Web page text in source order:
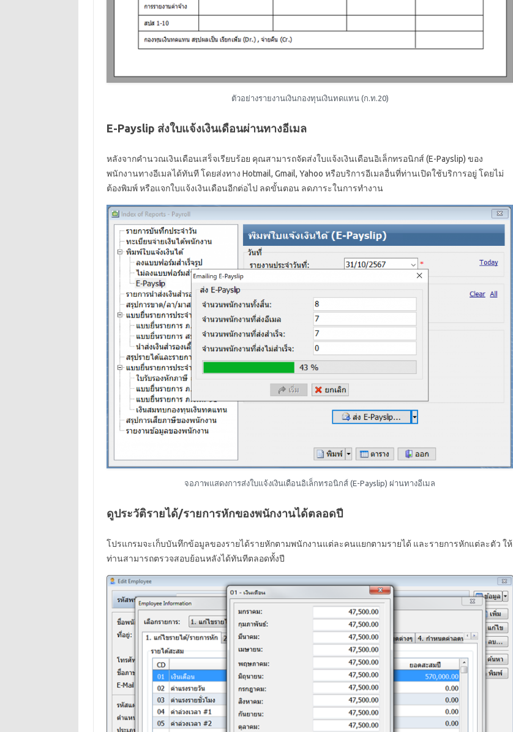
ตัวอย่างรายงานเงินกองทุนเงินทดแทน (ก.ท.20)
E-Payslip ส่งใบแจ้งเงินเดือนผ่านทางอีเมล
หลังจากคำนวณเงินเดือนเสร็จเรียบร้อย คุณสามารถจัดส่งใบแจ้งเงินเดือนอิเล็กทรอนิกส์ (E-Payslip) ของ
พนักงานทางอีเมลได้ทันที โดยส่งทาง Hotmail, Gmail, Yahoo หรือบริการอีเมลอื่นที่ท่านเปิดใช้บริการอยู่ โดยไม่
ต้องพิมพ์ หรือแจกใบแจ้งเงินเดือนอีกต่อไป ลดขั้นตอน ลดภาระในการทำงาน
จอภาพแสดงการส่งใบแจ้งเงินเดือนอิเล็กทรอนิกส์ (E-Payslip) ผ่านทางอีเมล
ดูประวัติรายได้/รายการหักของพนักงานได้ตลอดปี
โปรแกรมจะเก็บบันทึกข้อมูลของรายได้รายหักตามพนักงานแต่ละคนแยกตามรายได้ และรายการหักแต่ละตัว ให้
ท่านสามารถตรวจสอบย้อนหลังได้ทันทีตลอดทั้งปี